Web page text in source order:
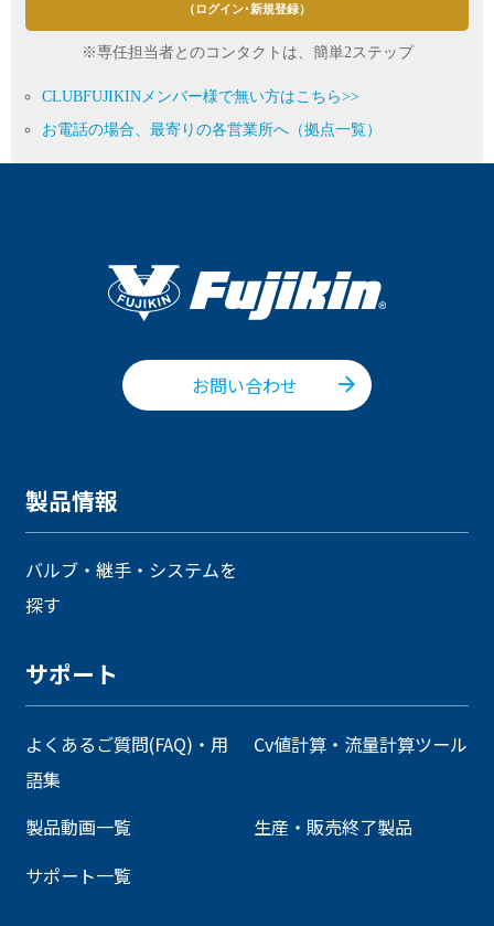
（ログイン･新規登録）
※専任担当者とのコンタクトは、簡単2ステップ
CLUBFUJIKINメンバー様で無い方はこちら>>
お電話の場合、最寄りの各営業所へ（拠点一覧）
お問い合わせ
製品情報
バルブ・継手・システムを
探す
サポート
よくあるご質問(FAQ)・用
語集
Cv値計算・流量計算ツール
製品動画一覧
生産・販売終了製品
サポート一覧